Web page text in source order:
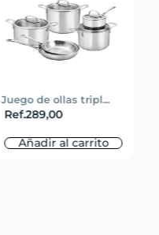
Juego de ollas tripl...
Ref.289,00
Añadir al carrito